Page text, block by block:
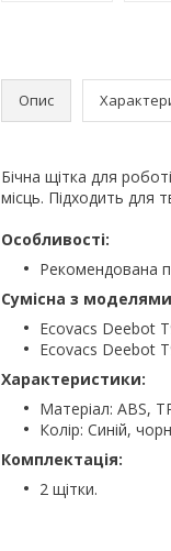
Опис
Бічна щітка для
місць. Підходить для
Особливості:
Рекомендована
Сумісна з
Ecovacs Deebot
Ecovacs Deebot
Характеристики:
Матеріал: ABS,
Колір: Синій,
Комплектація:
2 щітки.